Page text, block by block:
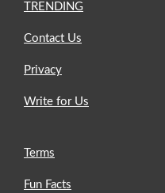
TRENDING
Contact Us
Privacy
Write for Us
Terms
Fun Facts